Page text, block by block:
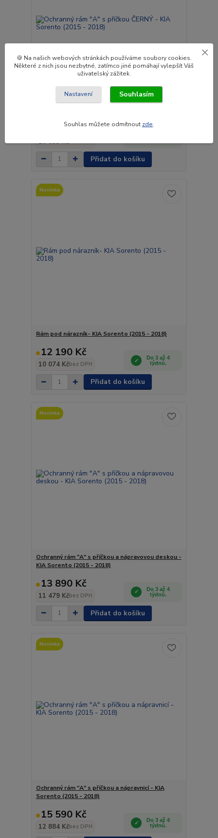
Ochranný rám "A" s příčkou ČERNÝ - KIA Sorento
12 140 Kč
10 033 Kč
Přidat do košíku
Novinka
Rám pod nárazník- KIA Sorento (2015 - 2018)
12 190 Kč
10 074 Kčbez DPH
Do 3 až 4
týdnů.
Přidat do košíku
Novinka
Ochranný rám "A" s příčkou a nápravovou deskou -
KIA Sorento (2015 - 2018)
13 890 Kč
11 479 Kčbez DPH
Do 3 až 4
týdnů.
Přidat do košíku
Novinka
Ochranný rám "A" s příčkou a nápravnicí - KIA
Sorento (2015 - 2018)
15 590 Kč
12 884 Kčbez DPH
Do 3 až 4
týdnů.
🍪 Na našich webových stránkách používáme soubory cookies.
Některé z nich jsou nezbytné, zatímco jiné pomáhají vylepšít Váš
uživatelský zážitek.
Nastavení Souhlasím
Souhlas můžete odmítnout zde.